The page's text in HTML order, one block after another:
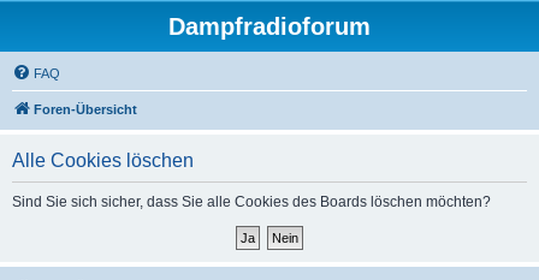
Dampfradioforum
FAQ
Foren-Übersicht
Alle Cookies löschen
Sind Sie sich sicher, dass Sie alle Cookies des Boards löschen möchten?